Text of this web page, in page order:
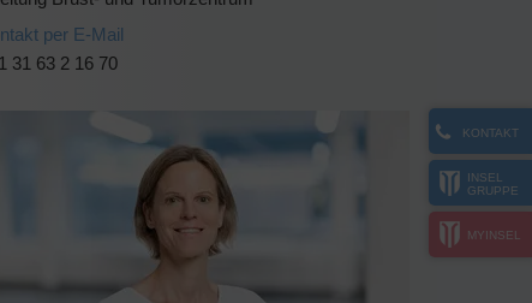
KONTAKT
INSEL
GRUPPE
MYINSEL
per E-Mail
31 63 2 16 70